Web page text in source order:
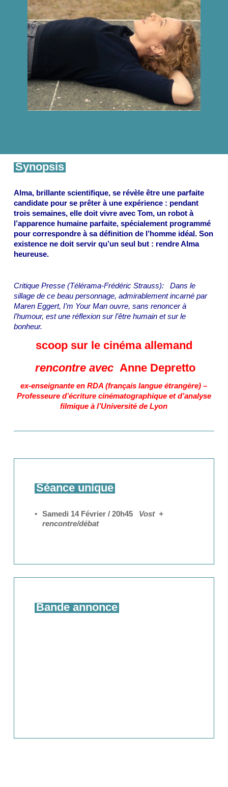
Synopsis
Alma, brillante scientifique, se révèle être une parfaite
candidate pour se prêter à une expérience : pendant
trois semaines, elle doit vivre avec Tom, un robot à
l’apparence humaine parfaite, spécialement programmé
pour correspondre à sa définition de l’homme idéal. Son
existence ne doit servir qu’un seul but : rendre Alma
heureuse.
Critique Presse (Télérama-Frédéric Strauss): Dans le
sillage de ce beau personnage, admirablement incarné par
Maren Eggert, I’m Your Man ouvre, sans renoncer à
l’humour, est une réflexion sur l’être humain et sur le
bonheur.
scoop sur le cinéma allemand
rencontre avecAnne Depretto
ex-enseignante en RDA (français langue étrangère) –
Professeure d’écriture cinématographique et d’analyse
filmique à l’Université de Lyon
Séance unique
Samedi 14 Février / 20h45 Vost +
rencontre/débat
Bande annonce